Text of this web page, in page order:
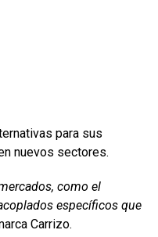
para sus
nuevos sectores.
como el
específicos que
Carrizo.